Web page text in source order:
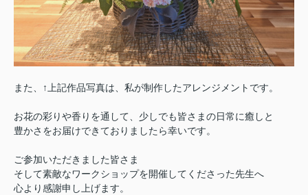
また、↑上記作品写真は、私が制作したアレンジメントです。
お花の彩りや香りを通して、少しでも皆さまの日常に癒しと
豊かさをお届けできておりましたら幸いです。
ご参加いただきました皆さま
そして素敵なワークショップを開催してくださった先生へ
心より感謝申し上げます。